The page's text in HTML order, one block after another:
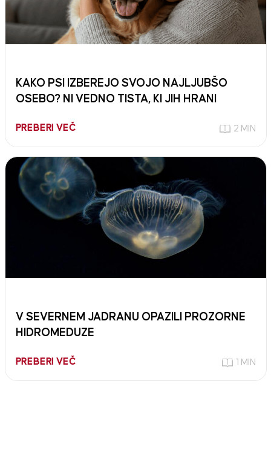
KAKO PSI IZBEREJO SVOJO NAJLJUBŠO
OSEBO? NI VEDNO TISTA, KI JIH HRANI
PREBERI VEČ 2 MIN
V SEVERNEM JADRANU OPAZILI PROZORNE
HIDROMEDUZE
PREBERI VEČ 1 MIN